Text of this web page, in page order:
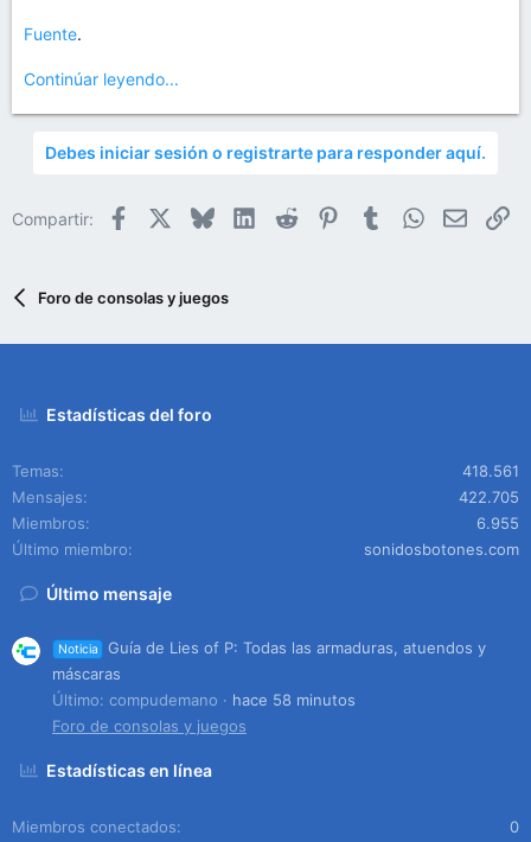
Fuente.
Continúar leyendo...
Debes iniciar sesión o registrarte para responder aquí.
Compartir: Facebook BlueskyLinkedIn
Reddit PinterestTumblrWhatsApp
Email
Foro de consolas y juegos
Estadísticas del foro
Temas
418.561
Mensajes
422.705
Miembros
6.955
Último miembro
sonidosbotones.com
Último mensaje
Noticia
Guía de Lies of P: Todas las armaduras, atuendos y
máscaras
Último: compudemano
hace 58 minutos
Foro de consolas y juegos
Estadísticas en línea
Miembros conectados 0